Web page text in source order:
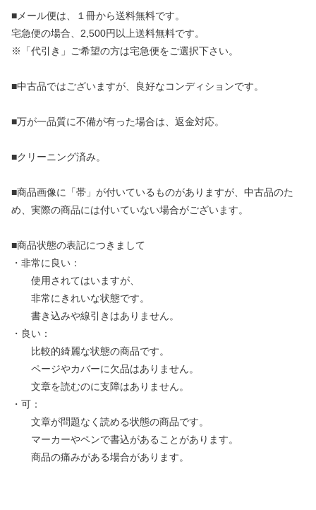
■メール便は、１冊から送料無料です。
宅急便の場合、2,500円以上送料無料です。
※「代引き」ご希望の方は宅急便をご選択下さい。
■中古品ではございますが、良好なコンディションです。
■万が一品質に不備が有った場合は、返金対応。
■クリーニング済み。
■商品画像に「帯」が付いているものがありますが、中古品のた
め、実際の商品には付いていない場合がございます。
■商品状態の表記につきまして
・非常に良い：
使用されてはいますが、
非常にきれいな状態です。
書き込みや線引きはありません。
・良い：
比較的綺麗な状態の商品です。
ページやカバーに欠品はありません。
文章を読むのに支障はありません。
・可：
文章が問題なく読める状態の商品です。
マーカーやペンで書込があることがあります。
商品の痛みがある場合があります。